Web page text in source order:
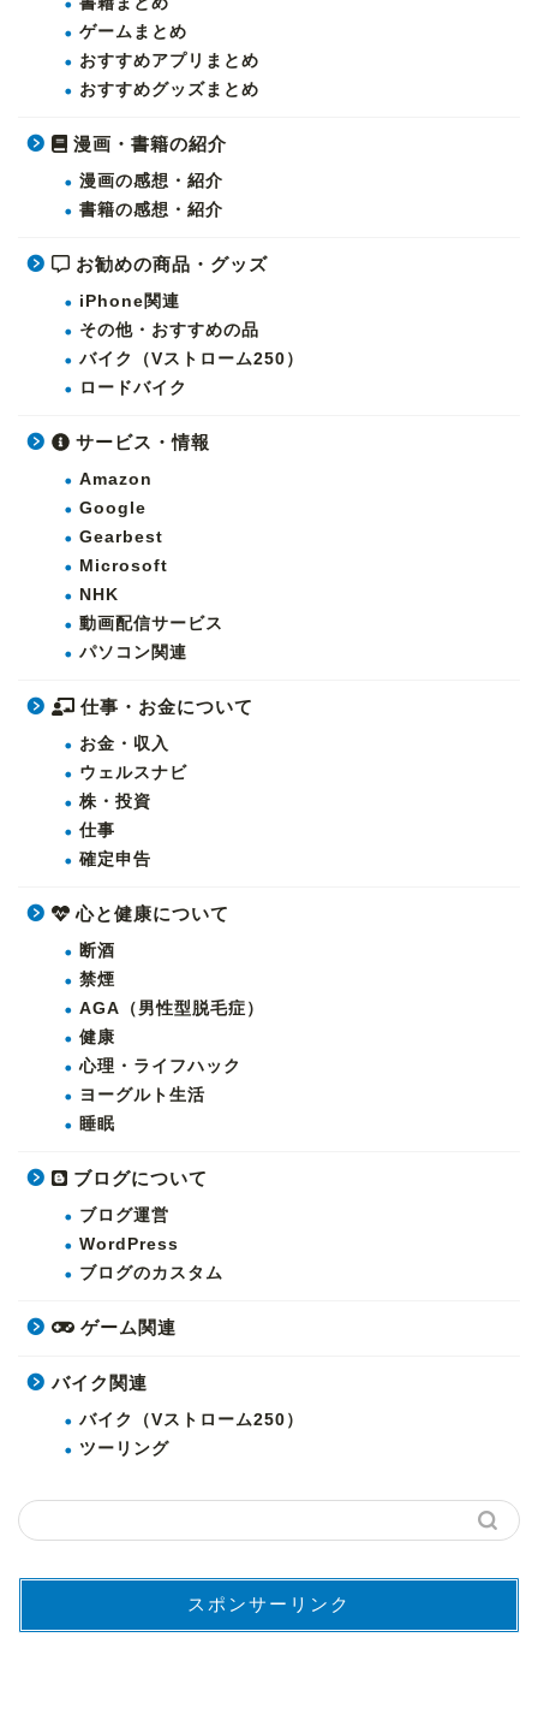
ゲームまとめ
おすすめアプリまとめ
おすすめグッズまとめ
漫画・書籍の紹介
漫画の感想・紹介
書籍の感想・紹介
お勧めの商品・グッズ
iPhone関連
その他・おすすめの品
バイク（Vストローム250）
ロードバイク
サービス・情報
Amazon
Google
Gearbest
Microsoft
NHK
動画配信サービス
パソコン関連
仕事・お金について
お金・収入
ウェルスナビ
株・投資
仕事
確定申告
心と健康について
断酒
禁煙
AGA（男性型脱毛症）
健康
心理・ライフハック
ヨーグルト生活
睡眠
ブログについて
ブログ運営
WordPress
ブログのカスタム
ゲーム関連
バイク関連
バイク（Vストローム250）
ツーリング
スポンサーリンク